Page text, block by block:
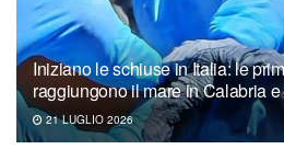
Iniziano le schiuse in Italia: le
raggiungono il mare in Calabria
21 LUGLIO 2026